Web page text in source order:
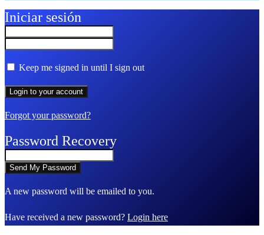
Iniciar sesión
Keep me signed in until I sign out
Forgot your password?
Password Recovery
A new password will be emailed to you.
Have received a new password? Login here